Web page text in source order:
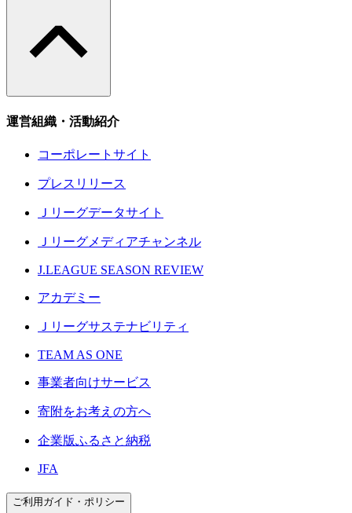
運営組織・活動紹介
コーポレートサイト
プレスリリース
Ｊリーグデータサイト
Ｊリーグメディアチャンネル
J.LEAGUE SEASON REVIEW
アカデミー
Ｊリーグサステナビリティ
TEAM AS ONE
事業者向けサービス
寄附をお考えの方へ
企業版ふるさと納税
JFA
ご利用ガイド・ポリシー